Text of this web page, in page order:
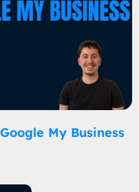
My Business